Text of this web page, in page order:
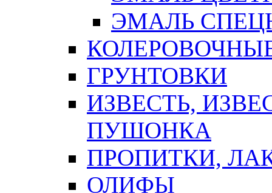
ЭМАЛЬ
ГРУНТОВКИ
ИЗВЕСТЬ,
ПУШОНКА
ПРОПИТКИ,
ОЛИФЫ